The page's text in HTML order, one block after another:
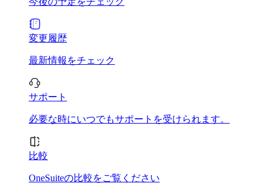
変更履歴
最新情報をチェック
サポート
必要な時にいつでもサポートを受けられます。
比較
OneSuiteの比較をご覧ください